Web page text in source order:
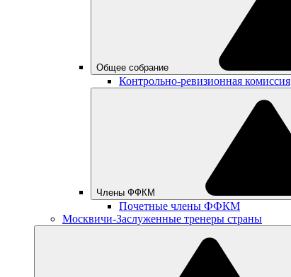
Общее собрание
Контрольно-ревизионная комиссия
Члены ФФКМ
Почетные члены ФФКМ
Москвичи-Заслуженные тренеры страны